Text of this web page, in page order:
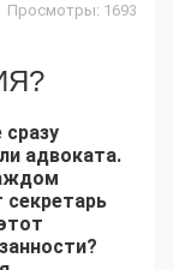
Просмотры: 1693
адвоката.
секретарь